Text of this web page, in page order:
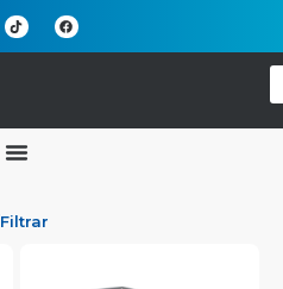
Filtrar